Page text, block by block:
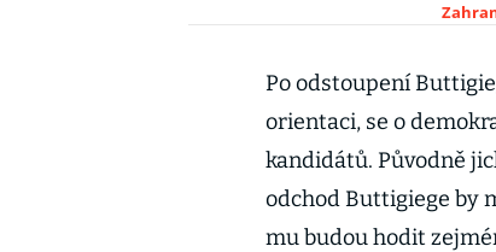
Po odstoupení
orientaci, se o
kandidátů. Původně
odchod Buttigiege by
mu budou hodit